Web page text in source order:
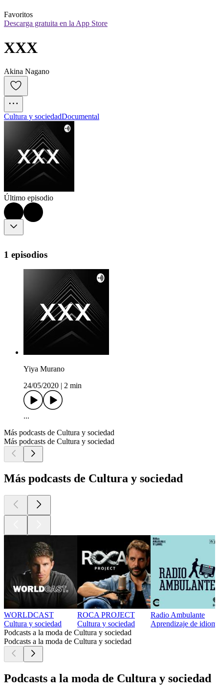
Favoritos
Descarga gratuita en la App Store
XXX
Akina Nagano
Cultura y sociedadDocumental
Último episodio
1 episodios
Yiya Murano
24/05/2020
2 min
...
Más podcasts de Cultura y sociedad
Más podcasts de Cultura y sociedad
Más podcasts de Cultura y sociedad
WORLDCAST
Cultura y sociedad
ROCA PROJECT
Cultura y sociedad
Radio Ambulante
Aprendizaje de
Podcasts a la moda de Cultura y sociedad
Podcasts a la moda de Cultura y sociedad
Podcasts a la moda de Cultura y sociedad